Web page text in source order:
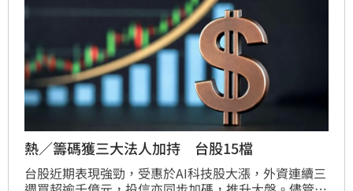
熱／籌碼獲三大法人加持 台股15檔
台股近期表現強勁，受惠於AI科技股大漲，外資連續三